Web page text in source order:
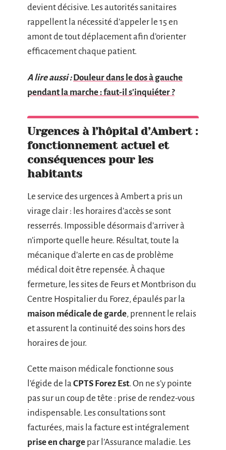
devient décisive. Les autorités sanitaires
rappellent la nécessité d’appeler le 15 en
amont de tout déplacement afin d’orienter
efficacement chaque patient.
A lire aussi : Douleur dans le dos à gauche
pendant la marche : faut-il s'inquiéter ?
Urgences à l’hôpital d’Ambert :
fonctionnement actuel et
conséquences pour les
habitants
Le service des urgences à Ambert a pris un
virage clair : les horaires d’accès se sont
resserrés. Impossible désormais d’arriver à
n’importe quelle heure. Résultat, toute la
mécanique d’alerte en cas de problème
médical doit être repensée. À chaque
fermeture, les sites de Feurs et Montbrison du
Centre Hospitalier du Forez, épaulés par la
maison médicale de garde, prennent le relais
et assurent la continuité des soins hors des
horaires de jour.
Cette maison médicale fonctionne sous
l’égide de la CPTS Forez Est. On ne s’y pointe
pas sur un coup de tête : prise de rendez-vous
indispensable. Les consultations sont
facturées, mais la facture est intégralement
prise en charge par l’Assurance maladie. Les